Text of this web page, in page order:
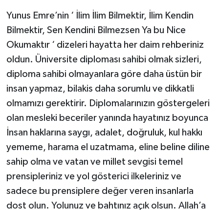
Yunus Emre’nin ‘ İlim İlim Bilmektir, İlim Kendin
Bilmektir, Sen Kendini Bilmezsen Ya bu Nice
Okumaktır ‘ dizeleri hayatta her daim rehberiniz
oldun. Üniversite diploması sahibi olmak sizleri,
diploma sahibi olmayanlara göre daha üstün bir
insan yapmaz, bilakis daha sorumlu ve dikkatli
olmamızı gerektirir. Diplomalarınızın göstergeleri
olan mesleki beceriler yanında hayatınız boyunca
İnsan haklarına saygı, adalet, doğruluk, kul hakkı
yememe, harama el uzatmama, eline beline diline
sahip olma ve vatan ve millet sevgisi temel
prensipleriniz ve yol gösterici ilkeleriniz ve
sadece bu prensiplere değer veren insanlarla
dost olun. Yolunuz ve bahtınız açık olsun. Allah’a